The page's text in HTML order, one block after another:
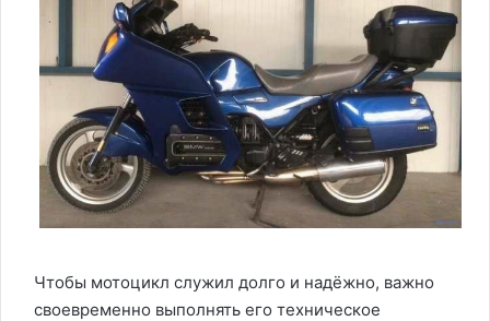
Чтобы мотоцикл служил долго и надёжно, важно
своевременно выполнять его техническое